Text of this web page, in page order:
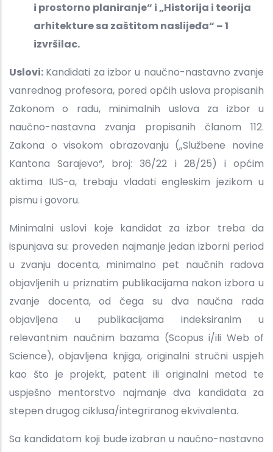
i prostorno planiranje“ i „Historija i teorija
arhitekture sa zaštitom naslijeđa“ – 1
izvršilac.
Uslovi: Kandidati za izbor u naučno-nastavno zvanje
vanrednog profesora, pored općih uslova propisanih
Zakonom o radu, minimalnih uslova za izbor u
naučno-nastavna zvanja propisanih članom 112.
Zakona o visokom obrazovanju („Službene novine
Kantona Sarajevo“, broj: 36/22 i 28/25) i općim
aktima IUS-a, trebaju vladati engleskim jezikom u
pismu i govoru.
Minimalni uslovi koje kandidat za izbor treba da
ispunjava su: proveden najmanje jedan izborni period
u zvanju docenta, minimalno pet naučnih radova
objavljenih u priznatim publikacijama nakon izbora u
zvanje docenta, od čega su dva naučna rada
objavljena u publikacijama indeksiranim u
relevantnim naučnim bazama (Scopus i/ili Web of
Science), objavljena knjiga, originalni stručni uspjeh
kao što je projekt, patent ili originalni metod te
uspješno mentorstvo najmanje dva kandidata za
stepen drugog ciklusa/integriranog ekvivalenta.
Sa kandidatom koji bude izabran u naučno-nastavno